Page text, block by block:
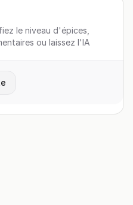
le niveau d'épices,
ou laissez l'IA